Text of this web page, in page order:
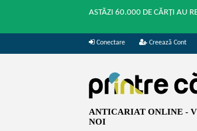
ASTĂZI 60.000 DE CĂRȚI AU
Conectare Creează Cont
ANTICARIAT ONLINE -
NOI